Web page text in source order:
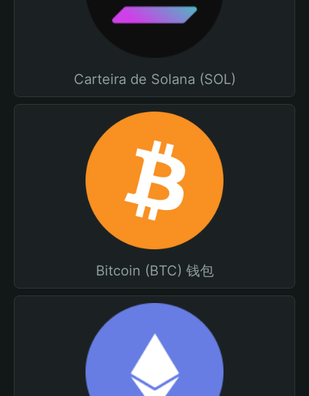
Carteira de Solana (SOL)
Bitcoin (BTC) 钱包